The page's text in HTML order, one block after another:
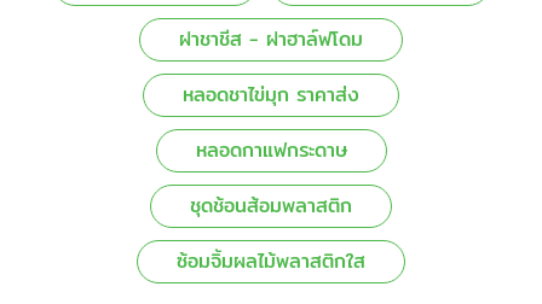
ฝาชาชีส - ฝาฮาล์ฟโดม
หลอดชาไข่มุก ราคาส่ง
หลอดกาแฟกระดาษ
ชุดช้อนส้อมพลาสติก
ซ้อมจิ้มผลไม้พลาสติกใส